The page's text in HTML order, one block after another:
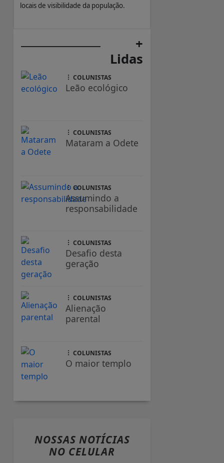
locais de visibilidade da população.
+
Lidas
COLUNISTAS
Leão ecológico
COLUNISTAS
Mataram a Odete
COLUNISTAS
Assumindo a
responsabilidade
COLUNISTAS
Desafio desta
geração
COLUNISTAS
Alienação
parental
COLUNISTAS
O maior templo
NOSSAS NOTÍCIAS
NO CELULAR